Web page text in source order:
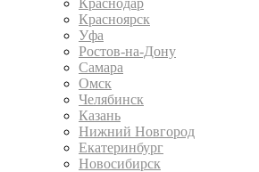
Краснодар
Красноярск
Уфа
Ростов-на-Дону
Самара
Омск
Челябинск
Казань
Нижний Новгород
Екатеринбург
Новосибирск